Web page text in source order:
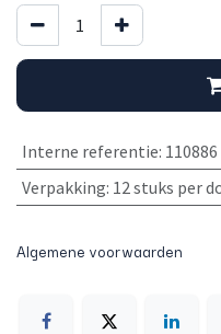
Interne referentie: 110886
Verpakking: 12 stuks per
Algemene voorwaarden